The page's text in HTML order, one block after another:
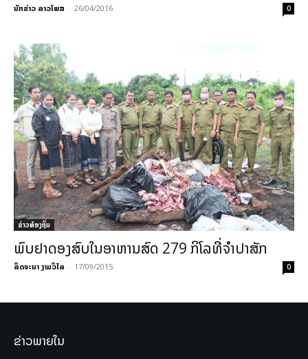
ນັກຂ່າວ ລາວໂພສ - 26/04/2016 0
ຂ່າວທ້ອງຖິ່ນ
ພົບຢາດອງສົບໃນອາຫານສົດ 279 ກິໂລທີ່ຈຳປາສັກ
ລິດຈະນາ ງາມວິໄລ - 17/09/2015 0
ຂ່າວພາຍໃນ